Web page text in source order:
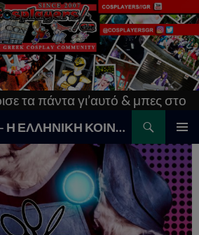
γι’αυτό & μπες στο
COSPLAYERS//GR – Η ΕΛΛΗΝΙΚΗ ΚΟΙΝΟΤΗΤΑ COSPLAY
MENU